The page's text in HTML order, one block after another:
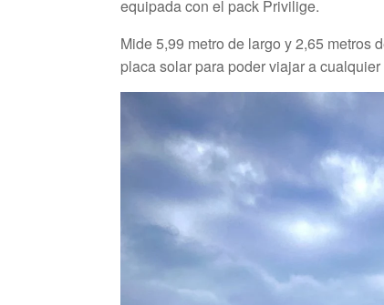
equipada con el pack Privilige.
Mide 5,99 metro de largo y 2,65 metros
placa solar para poder viajar a